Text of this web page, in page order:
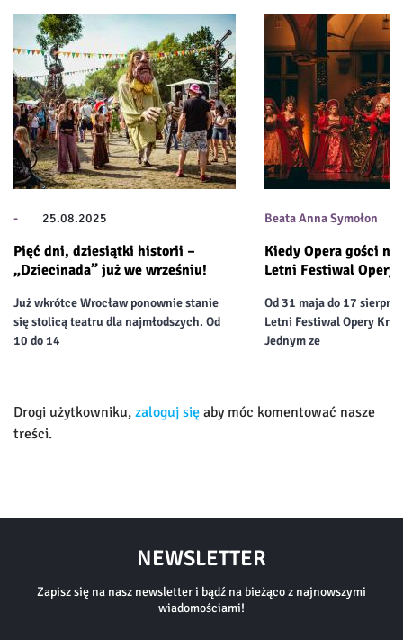
- 25.08.2025
Pięć dni, dziesiątki historii –
„Dziecinada” już we wrześniu!
Już wkrótce Wrocław ponownie stanie
się stolicą teatru dla najmłodszych. Od
10 do 14
Beata Anna Symołon
Kiedy Opera gości
Letni Festiwal Opery
Od 31 maja do 17
Letni Festiwal Opery
Jednym ze
Drogi użytkowniku, zaloguj się aby móc komentować nasze
treści.
NEWSLETTER
Zapisz się na nasz newsletter i bądź na bieżąco z najnowszymi
wiadomościami!